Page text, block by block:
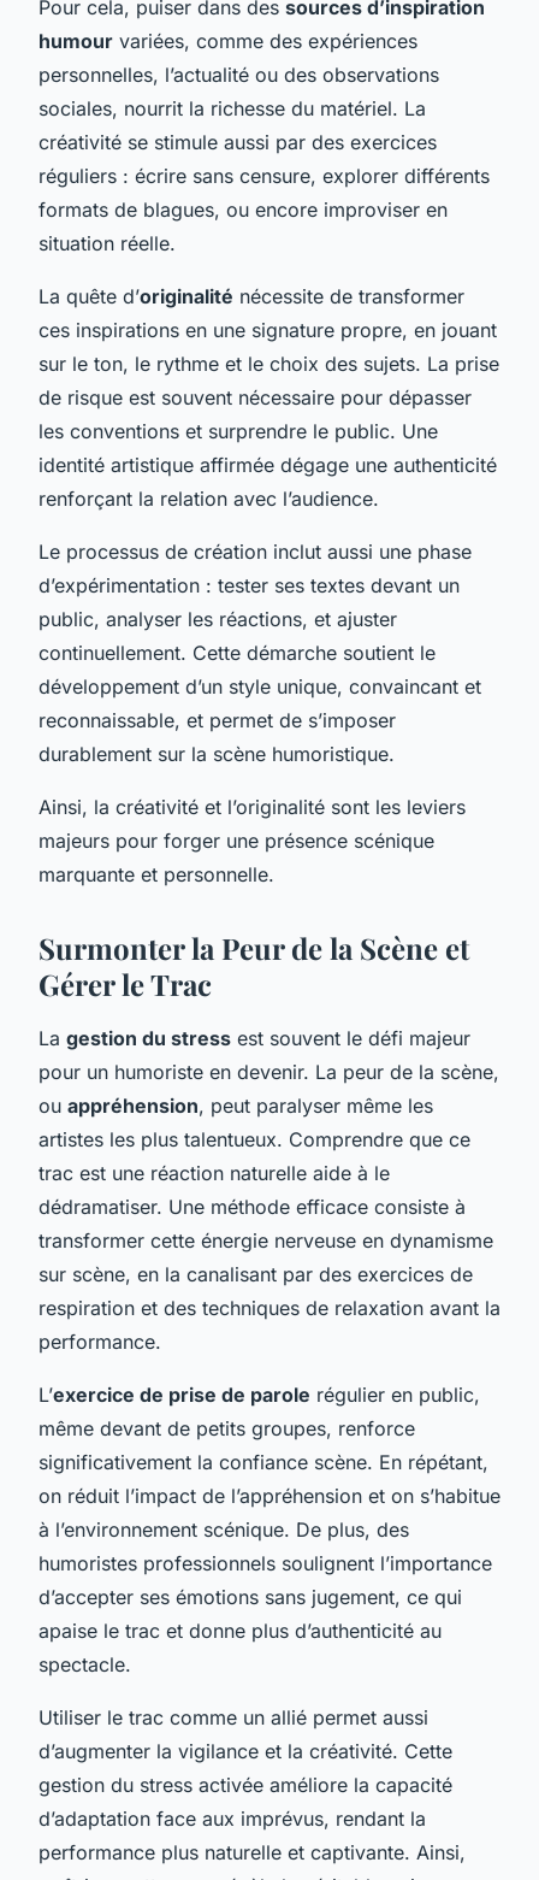
Pour cela, puiser dans des sources d’inspiration
humour variées, comme des expériences
personnelles, l’actualité ou des observations
sociales, nourrit la richesse du matériel. La
créativité se stimule aussi par des exercices
réguliers : écrire sans censure, explorer différents
formats de blagues, ou encore improviser en
situation réelle.
La quête d’originalité nécessite de transformer
ces inspirations en une signature propre, en jouant
sur le ton, le rythme et le choix des sujets. La prise
de risque est souvent nécessaire pour dépasser
les conventions et surprendre le public. Une
identité artistique affirmée dégage une authenticité
renforçant la relation avec l’audience.
Le processus de création inclut aussi une phase
d’expérimentation : tester ses textes devant un
public, analyser les réactions, et ajuster
continuellement. Cette démarche soutient le
développement d’un style unique, convaincant et
reconnaissable, et permet de s’imposer
durablement sur la scène humoristique.
Ainsi, la créativité et l’originalité sont les leviers
majeurs pour forger une présence scénique
marquante et personnelle.
Surmonter la Peur de la Scène et
Gérer le Trac
La gestion du stress est souvent le défi majeur
pour un humoriste en devenir. La peur de la scène,
ou appréhension, peut paralyser même les
artistes les plus talentueux. Comprendre que ce
trac est une réaction naturelle aide à le
dédramatiser. Une méthode efficace consiste à
transformer cette énergie nerveuse en dynamisme
sur scène, en la canalisant par des exercices de
respiration et des techniques de relaxation avant la
performance.
L’exercice de prise de parole régulier en public,
même devant de petits groupes, renforce
significativement la confiance scène. En répétant,
on réduit l’impact de l’appréhension et on s’habitue
à l’environnement scénique. De plus, des
humoristes professionnels soulignent l’importance
d’accepter ses émotions sans jugement, ce qui
apaise le trac et donne plus d’authenticité au
spectacle.
Utiliser le trac comme un allié permet aussi
d’augmenter la vigilance et la créativité. Cette
gestion du stress activée améliore la capacité
d’adaptation face aux imprévus, rendant la
performance plus naturelle et captivante. Ainsi,